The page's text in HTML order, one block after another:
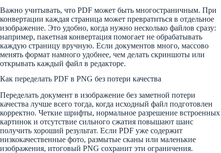
Важно учитывать, что PDF может быть многостраничным. При
конвертации каждая страница может превратиться в отдельное
изображение. Это удобно, когда нужно несколько файлов сразу:
например, пакетная конвертация помогает не обрабатывать
каждую страницу вручную. Если документов много, массово
менять формат намного удобнее, чем делать скриншоты или
открывать каждый файл в редакторе.
Как переделать PDF в PNG без потери качества
Переделать документ в изображение без заметной потери
качества лучше всего тогда, когда исходный файл подготовлен
корректно. Четкие шрифты, нормальное разрешение встроенных
картинок и отсутствие сильного сжатия повышают шанс
получить хороший результат. Если PDF уже содержит
низкокачественные фото, размытые сканы или маленькие
изображения, итоговый PNG сохранит эти ограничения.